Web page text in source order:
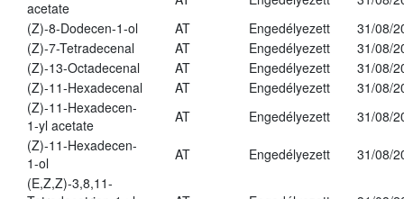
acetate
(Z)-8-Dodecen-1-ol
AT Engedélyezett
31/08/
(Z)-7-Tetradecenal
AT Engedélyezett
31/08/
(Z)-13-Octadecenal
AT Engedélyezett
31/08/
(Z)-11-Hexadecenal
AT Engedélyezett
31/08/
(Z)-11-Hexadecen-
1-yl acetate
AT Engedélyezett
31/08/
(Z)-11-Hexadecen-
1-ol
AT Engedélyezett
31/08/
(E,Z,Z)-3,8,11-